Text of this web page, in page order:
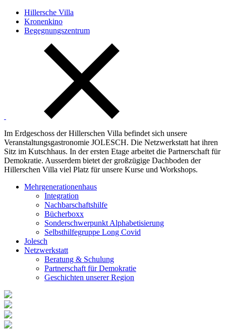
Hillersche Villa
Kronenkino
Begegnungszentrum
Im Erdgeschoss der Hillerschen Villa befindet sich unsere
Veranstaltungsgastronomie JOLESCH. Die Netzwerkstatt hat ihren
Sitz im Kutschhaus. In der ersten Etage arbeitet die Partnerschaft für
Demokratie. Ausserdem bietet der großzügige Dachboden der
Hillerschen Villa viel Platz für unsere Kurse und Workshops.
Mehrgenerationenhaus
Integration
Nachbarschaftshilfe
Bücherboxx
Sonderschwerpunkt Alphabetisierung
Selbsthilfegruppe Long Covid
Jolesch
Netzwerkstatt
Beratung & Schulung
Partnerschaft für Demokratie
Geschichten unserer Region